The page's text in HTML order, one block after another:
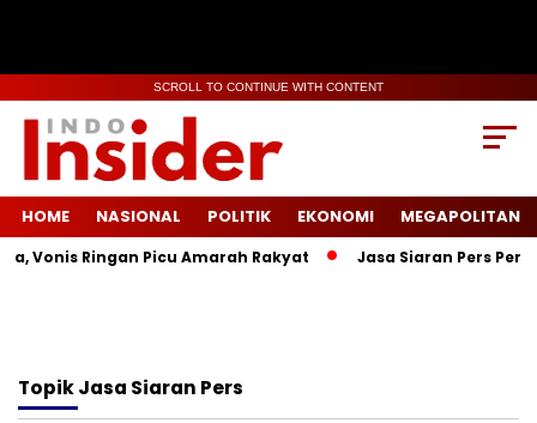
SCROLL TO CONTINUE WITH CONTENT
HOME NASIONAL POLITIK EKONOMI MEGAPOLITAN
Vonis Ringan Picu Amarah Rakyat Jasa Siaran Pers
TopikJasa Siaran Pers